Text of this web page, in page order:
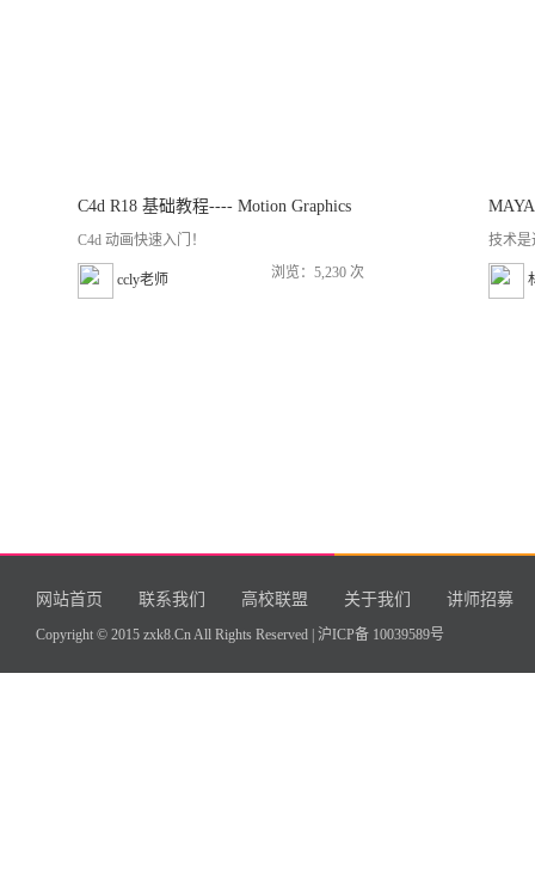
C4d R18 基础教程---- Motion Graphics
C4d 动画快速入门！
ccly老师 浏览：5,230 次
技术是
网站首页 联系我们 高校联盟 关于我们 讲师招募
Copyright © 2015 zxk8.Cn All Rights Reserved | 沪ICP备 10039589号